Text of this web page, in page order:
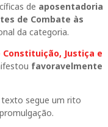
de aposentadoria
de Combate às
da categoria.
Constituição, Justiça e
favoravelmente
segue um rito